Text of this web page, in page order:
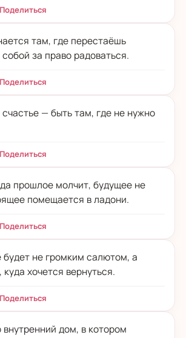
Поделиться
там, где перестаёшь
за право радоваться.
Поделиться
— быть там, где не нужно
Поделиться
прошлое молчит, будущее не
помещается в ладони.
Поделиться
будет не громким салютом, а
хочется вернуться.
Поделиться
дом, в котором